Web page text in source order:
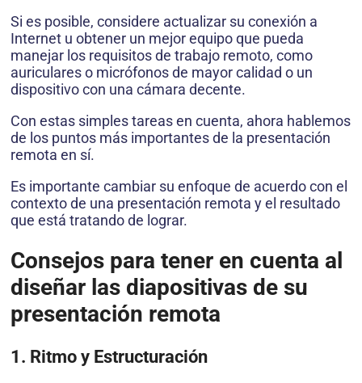
Si es posible, considere actualizar su conexión a
Internet u obtener un mejor equipo que pueda
manejar los requisitos de trabajo remoto, como
auriculares o micrófonos de mayor calidad o un
dispositivo con una cámara decente.
Con estas simples tareas en cuenta, ahora hablemos
de los puntos más importantes de la presentación
remota en sí.
Es importante cambiar su enfoque de acuerdo con el
contexto de una presentación remota y el resultado
que está tratando de lograr.
Consejos para tener en cuenta al
diseñar las diapositivas de su
presentación remota
1. Ritmo y Estructuración